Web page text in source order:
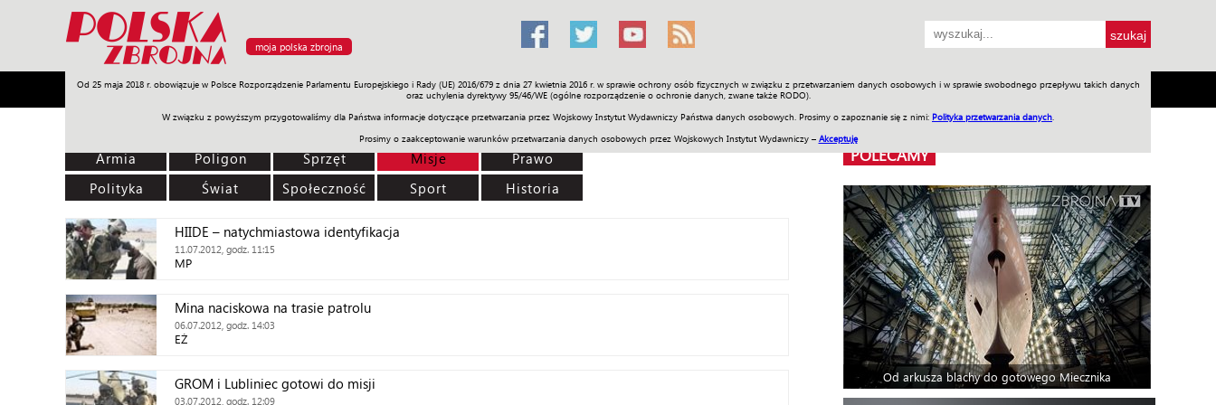
moja polska zbrojna
Od 25 maja 2018 r. obowiązuje w Polsce Rozporządzenie Parlamentu Europejskiego i Rady (UE) 2016/679 z dnia 27 kwietnia 2016 r. w sprawie ochrony osób fizycznych w związku z przetwarzaniem danych osobowych i w sprawie swobodnego przepływu takich danych
oraz uchylenia dyrektywy 95/46/WE (ogólne rozporządzenie o ochronie danych, zwane także RODO).
W związku z powyższym przygotowaliśmy dla Państwa informacje dotyczące przetwarzania przez Wojskowy Instytut Wydawniczy Państwa danych osobowych. Prosimy o zapoznanie się z nimi: Polityka przetwarzania danych
Prosimy o zaakceptowanie warunków przetwarzania danych osobowych przez Wojskowych Instytut Wydawniczy – Akceptuję
Armia Poligon Sprzęt Misje Polityka Prawo Świat Społeczność Sport Historia Galerie Wideo ENGLISH SKLEP Jednodniówki Praca w WIW
Armia Poligon Sprzęt Misje
Prawo
Polityka
Świat Społeczność Sport Historia
HIIDE – natychmiastowa identyfikacja
11.07.2012, godz. 11:15
MP
Mina naciskowa na trasie patrolu
06.07.2012, godz. 14:03
EŻ
GROM i Lubliniec gotowi do misji
03.07.2012, godz. 12:09
POLECAMY
Od arkusza blachy do gotowego Miecznika